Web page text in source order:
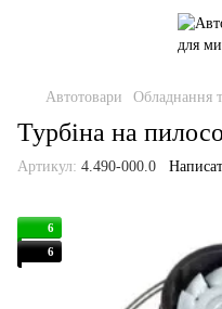
Автотовари Обладнання
Турбіна на
Артикул: 4.490-000.0
6
6